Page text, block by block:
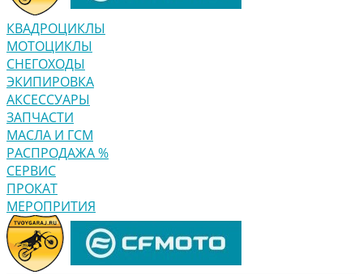
КВАДРОЦИКЛЫ
МОТОЦИКЛЫ
СНЕГОХОДЫ
ЭКИПИРОВКА
АКСЕССУАРЫ
ЗАПЧАСТИ
МАСЛА И ГСМ
РАСПРОДАЖА %
СЕРВИС
ПРОКАТ
МЕРОПРИТИЯ